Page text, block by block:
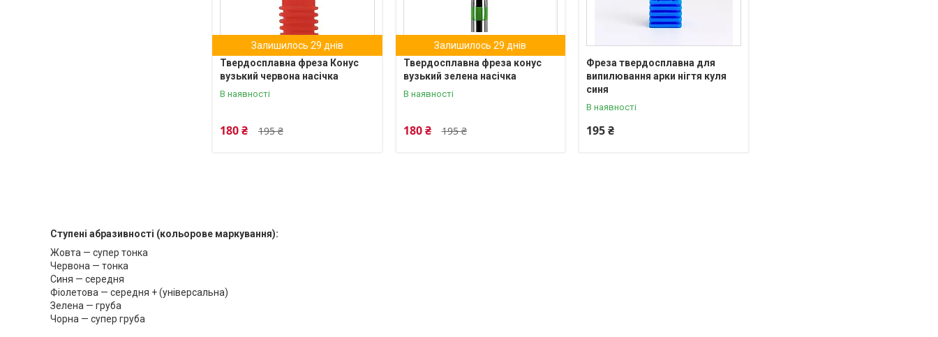
Залишилось 29 днів
Твердосплавна фреза Конус
вузький червона насічка
В наявності
195 ₴
180 ₴
Залишилось 29 днів
Твердосплавна фреза конус
вузький зелена насічка
В наявності
195 ₴
180 ₴
Фреза твердосплавна для
випилювання арки нігтя куля
синя
В наявності
195 ₴
Ступені абразивності (кольорове маркування):
Жовта — супер тонка
Червона — тонка
Синя — середня
Фіолетова — середня + (універсальна)
Зелена — груба
Чорна — супер груба